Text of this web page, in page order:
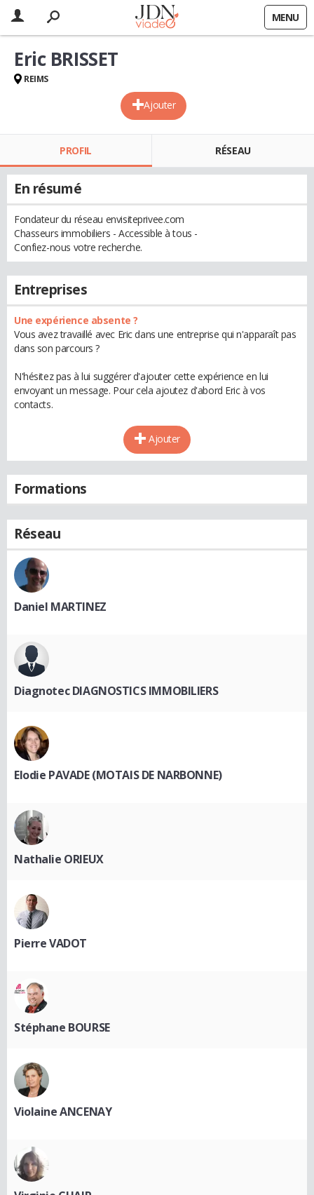
MENU
Ajouter
Eric BRISSET
REIMS
PROFIL RÉSEAU
En résumé
Fondateur du réseau envisiteprivee.com
Chasseurs immobiliers - Accessible à tous -
Confiez-nous votre recherche.
Entreprises
Une expérience absente ?
Vous avez travaillé avec Eric dans une entreprise qui n'apparaît pas
dans son parcours ?
N'hésitez pas à lui suggérer d'ajouter cette expérience en lui
envoyant un message. Pour cela ajoutez d'abord Eric à vos
contacts.
Ajouter
Formations
Réseau
Daniel MARTINEZ
Diagnotec DIAGNOSTICS IMMOBILIERS
Elodie PAVADE (MOTAIS DE NARBONNE)
Nathalie ORIEUX
Pierre VADOT
Stéphane BOURSE
Violaine ANCENAY